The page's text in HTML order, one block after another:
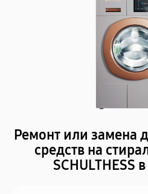
Ремонт или замена
средств на
SCHULTHESS